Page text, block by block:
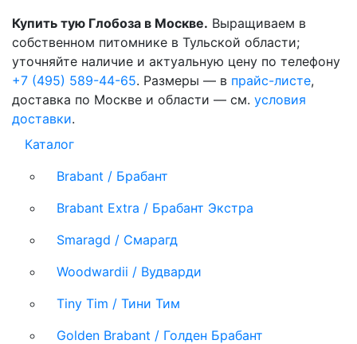
Купить тую Глобоза в Москве. Выращиваем в
собственном питомнике в Тульской области;
уточняйте наличие и актуальную цену по телефону
+7 (495) 589-44-65. Размеры — в прайс-листе,
доставка по Москве и области — см. условия
доставки.
Каталог
Brabant / Брабант
Brabant Extra / Брабант Экстра
Smaragd / Смарагд
Woodwardii / Вудварди
Tiny Tim / Тини Тим
Golden Brabant / Голден Брабант